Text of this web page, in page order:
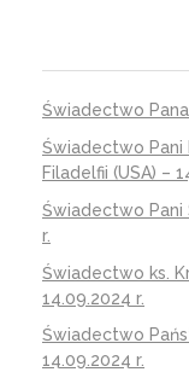
Świadectwo
Świadectwo Pani
Filadelfii (USA) –
Świadectwo Pani
r.
Świadectwo ks.
14.09.2024 r.
Świadectwo
14.09.2024 r.